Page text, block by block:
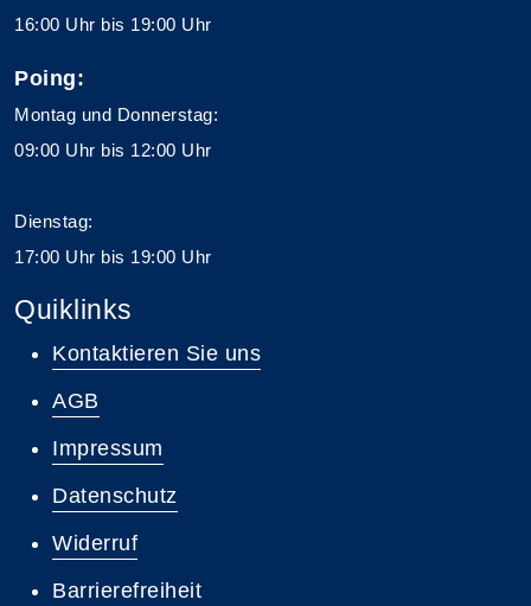
16:00 Uhr bis 19:00 Uhr
Poing:
Montag und Donnerstag:
09:00 Uhr bis 12:00 Uhr
Dienstag:
17:00 Uhr bis 19:00 Uhr
Quiklinks
Kontaktieren Sie uns
AGB
Impressum
Datenschutz
Widerruf
Barrierefreiheit